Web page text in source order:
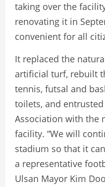
taking over the
renovating it in
convenient for all
It replaced the
artificial turf, rebuilt
tennis, futsal and
toilets, and
Association with the
facility. “We will
stadium so that it
a representative
Ulsan Mayor Kim